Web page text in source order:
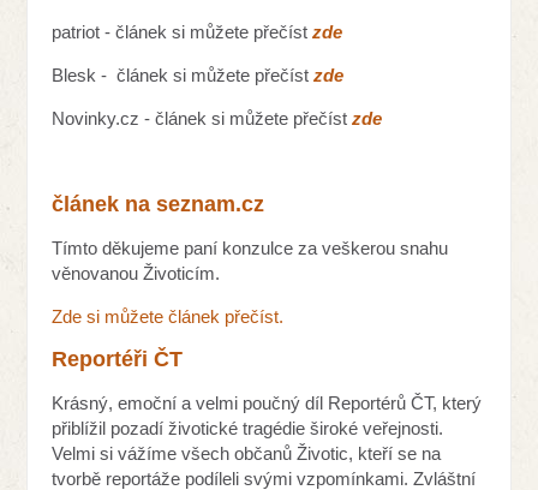
patriot - článek si můžete přečístzde
Blesk - článek si můžete přečístzde
Novinky.cz - článek si můžete přečístzde
článek na seznam.cz
Tímto děkujeme paní konzulce za veškerou snahu
věnovanou Životicím.
Zde si můžete článek přečíst.
Reportéři ČT
Krásný, emoční a velmi poučný díl Reportérů ČT, který
přiblížil pozadí životické tragédie široké veřejnosti.
Velmi si vážíme všech občanů Životic, kteří se na
tvorbě reportáže podíleli svými vzpomínkami. Zvláštní